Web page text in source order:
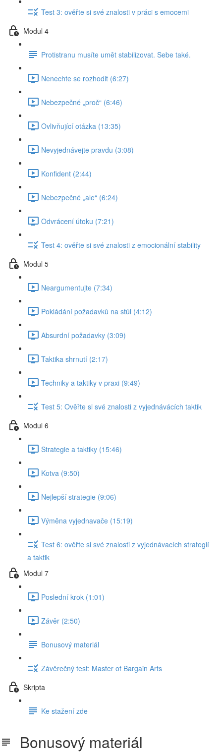
Test 3: ověřte si své znalosti v práci s emocemi
Modul 4
Protistranu musíte umět stabilizovat. Sebe také.
Nenechte se rozhodit (6:27)
Nebezpečné „proč“ (6:46)
Ovlivňující otázka (13:35)
Nevyjednávejte pravdu (3:08)
Konfident (2:44)
Nebezpečné „ale“ (6:24)
Odvrácení útoku (7:21)
Test 4: ověřte si své znalosti z emocionální stability
Modul 5
Neargumentujte (7:34)
Pokládání požadavků na stůl (4:12)
Absurdní požadavky (3:09)
Taktika shrnutí (2:17)
Techniky a taktiky v praxi (9:49)
Test 5: Ověřte si své znalosti z vyjednávácích taktik
Modul 6
Strategie a taktiky (15:46)
Kotva (9:50)
Nejlepší strategie (9:06)
Výměna vyjednavače (15:19)
Test 6: ověřte si své znalosti z vyjednávacích strategií
a taktik
Modul 7
Poslední krok (1:01)
Závěr (2:50)
Bonusový materiál
Závěrečný test: Master of Bargain Arts
Skripta
Ke stažení zde
Bonusový materiál